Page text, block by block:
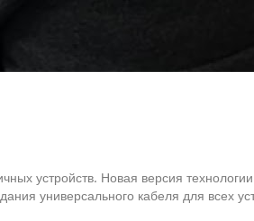
устройств. Новая версия
универсального кабеля для всех